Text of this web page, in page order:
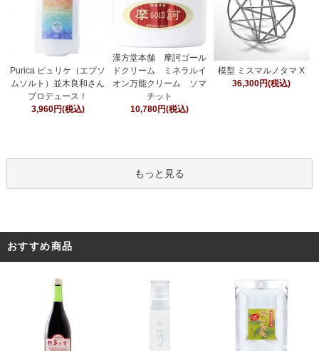
Purica ピュリケ（エプソ
ムソルト）並木良和さん
プロデュース！
3,960円(税込)
漢方堂本舗 摩訶ゴール
ドクリーム ミネラルイ
オン万能クリーム ソマ
チット
10,780円(税込)
模型 ミスマルノタマ X
36,300円(税込)
もっと見る
おすすめ商品